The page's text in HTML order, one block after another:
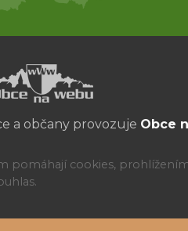
a občany provozuje Obce
pomáhají cookies,